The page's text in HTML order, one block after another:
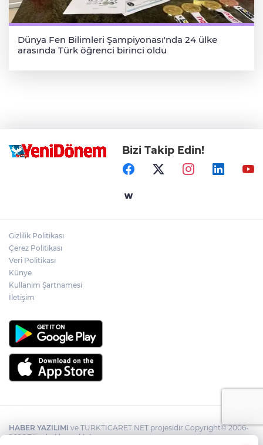
Dünya Fen Bilimleri Şampiyonası'nda 24 ülke
arasında Türk öğrenci birinci oldu
Bizi Takip Edin!
Gizlilik Politikası
Çerez Politikası
Veri Politikası
Künye
Kullanım Şartnamesi
İletişim
HABER YAZILIMI ve TURKTICARET.NET projesidir Copyright© 2006-
2026 Tüm hakları saklıdır.